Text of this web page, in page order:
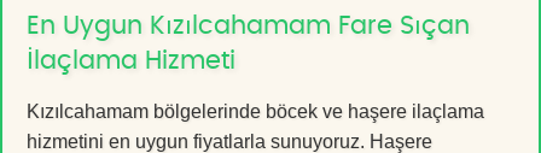
En Uygun Kızılcahamam Fare Sıçan
İlaçlama Hizmeti
Kızılcahamam bölgelerinde böcek ve haşere ilaçlama
hizmetini en uygun fiyatlarla sunuyoruz. Haşere